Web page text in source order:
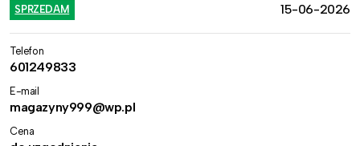
SPRZEDAM 15-06-2026
Telefon
601249833
E-mail
magazyny999@wp.pl
Cena